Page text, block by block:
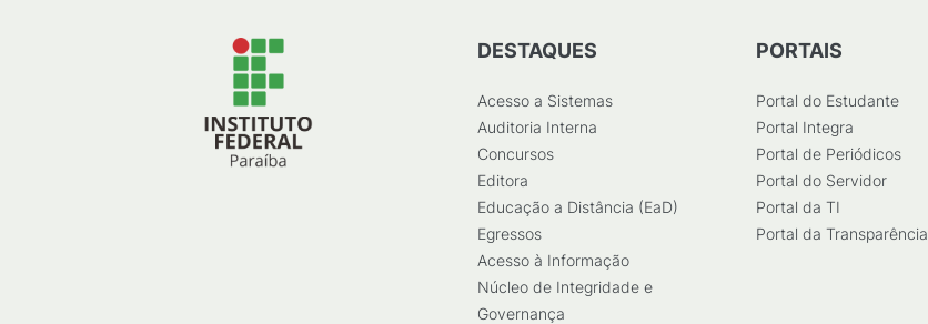
DESTAQUES
Acesso a Sistemas
Auditoria Interna
Concursos
Editora
Educação a Distância (EaD)
Egressos
Acesso à Informação
Núcleo de Integridade e
Governança
PORTAIS
Portal do Estudante
Portal Integra
Portal de Periódicos
Portal do Servidor
Portal da TI
Portal da Transparência